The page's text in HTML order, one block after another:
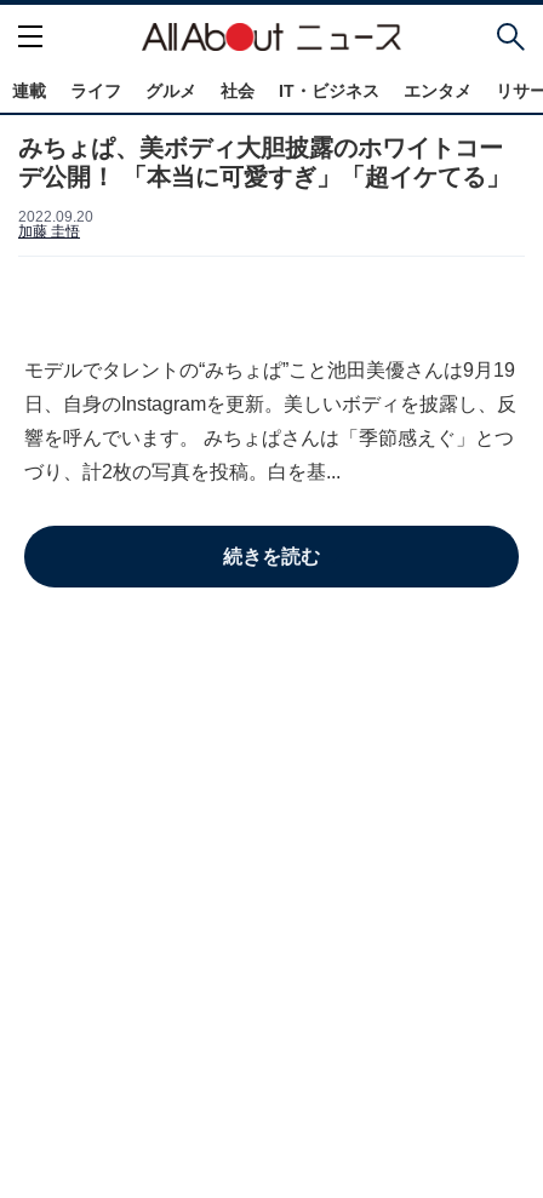
連載 ライフ グルメ 社会 IT・ビジネス エンタメ リサ
みちょぱ、美ボディ大胆披露のホワイトコー
デ公開！ 「本当に可愛すぎ」「超イケてる」
2022.09.20
加藤 圭悟
モデルでタレントの“みちょぱ”こと池田美優さんは9月19
日、自身のInstagramを更新。美しいボディを披露し、反
響を呼んでいます。 みちょぱさんは「季節感えぐ」とつ
づり、計2枚の写真を投稿。白を基...
続きを読む